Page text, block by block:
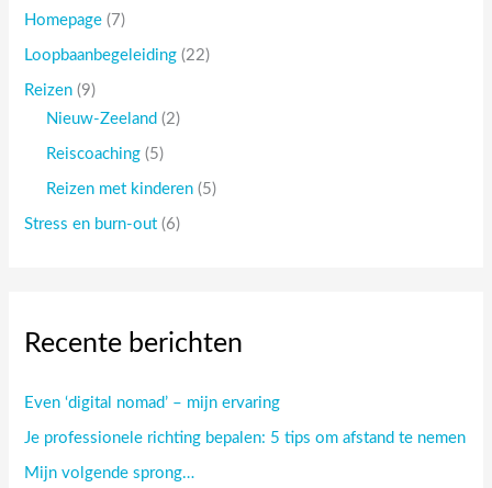
Homepage (7)
Loopbaanbegeleiding (22)
Reizen (9)
Nieuw-Zeeland (2)
Reiscoaching (5)
Reizen met kinderen (5)
Stress en burn-out (6)
Recente berichten
Even ‘digital nomad’ – mijn ervaring
Je professionele richting bepalen: 5 tips om afstand te nemen
Mijn volgende sprong…